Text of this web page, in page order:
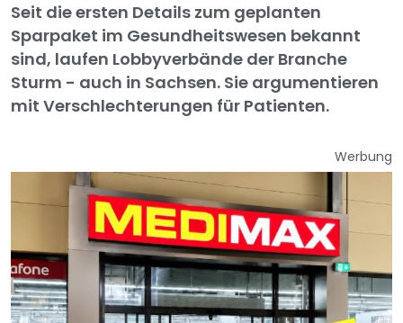
Seit die ersten Details zum geplanten
Sparpaket im Gesundheitswesen bekannt
sind, laufen Lobbyverbände der Branche
Sturm - auch in Sachsen. Sie argumentieren
mit Verschlechterungen für Patienten.
Werbung